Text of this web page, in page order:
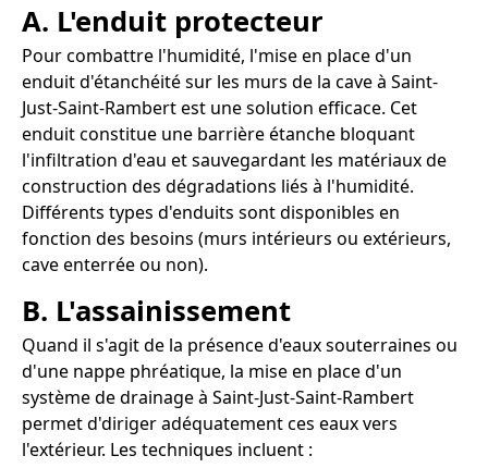
A. L'enduit protecteur
Pour combattre l'humidité, l'mise en place d'un
enduit d'étanchéité sur les murs de la cave à Saint-
Just-Saint-Rambert est une solution efficace. Cet
enduit constitue une barrière étanche bloquant
l'infiltration d'eau et sauvegardant les matériaux de
construction des dégradations liés à l'humidité.
Différents types d'enduits sont disponibles en
fonction des besoins (murs intérieurs ou extérieurs,
cave enterrée ou non).
B. L'assainissement
Quand il s'agit de la présence d'eaux souterraines ou
d'une nappe phréatique, la mise en place d'un
système de drainage à Saint-Just-Saint-Rambert
permet d'diriger adéquatement ces eaux vers
l'extérieur. Les techniques incluent :